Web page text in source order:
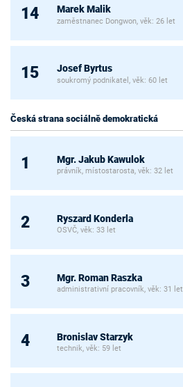
14 Marek Malik
zaměstnanec Dongwon, věk: 26 let
15 Josef Byrtus
soukromý podnikatel, věk: 60 let
Česká strana sociálně demokratická
1 Mgr. Jakub Kawulok
právník, místostarosta, věk: 32 let
2 Ryszard Konderla
OSVČ, věk: 33 let
3 Mgr. Roman Raszka
administrativní pracovník, věk: 31 let
4 Bronislav Starzyk
technik, věk: 59 let